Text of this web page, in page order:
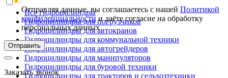
Все гидроцилиндры
Гидроцилиндры для погрузчиков
Гидроцилиндры для автокранов
Гидроцилиндры для коммунальной техники
Гидроцилиндры для автогрейдеров
Гидроцилиндры для манипуляторов
Гидроцилиндры для буровой техники
Гидроцилиндры для тракторов и сельхозтехники
Отправляя данные, вы соглашаетесь с нашейПолитикой
конфиденциальностии даёте согласие на обработку
персональных данных
Отправить
Заказать звонок